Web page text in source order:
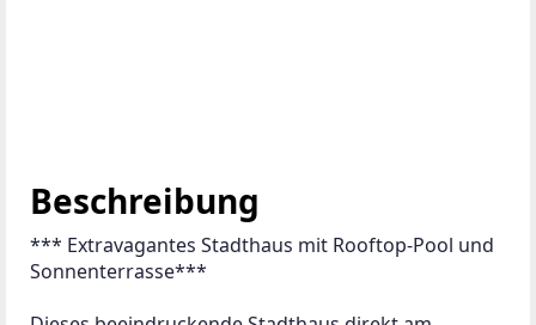
Beschreibung
*** Extravagantes Stadthaus mit Rooftop-Pool und
Sonnenterrasse***